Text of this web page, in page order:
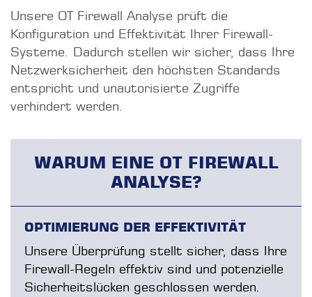
Unsere OT Firewall Analyse prüft die
Konfiguration und Effektivität Ihrer Firewall-
Systeme. Dadurch stellen wir sicher, dass Ihre
Netzwerksicherheit den höchsten Standards
entspricht und unautorisierte Zugriffe
verhindert werden.
WARUM EINE OT FIREWALL
ANALYSE?
OPTIMIERUNG DER EFFEKTIVITÄT
Unsere Überprüfung stellt sicher, dass Ihre
Firewall-Regeln effektiv sind und potenzielle
Sicherheitslücken geschlossen werden.​